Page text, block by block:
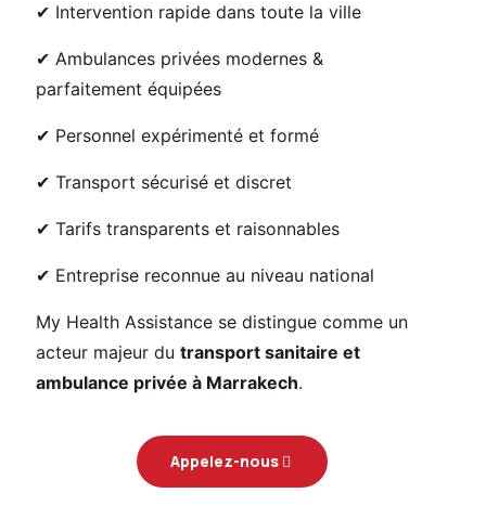
✔ Intervention rapide dans toute la ville
✔ Ambulances privées modernes &
parfaitement équipées
✔ Personnel expérimenté et formé
✔ Transport sécurisé et discret
✔ Tarifs transparents et raisonnables
✔ Entreprise reconnue au niveau national
My Health Assistance se distingue comme un
acteur majeur du transport sanitaire et
ambulance privée à Marrakech.
Appelez-nous